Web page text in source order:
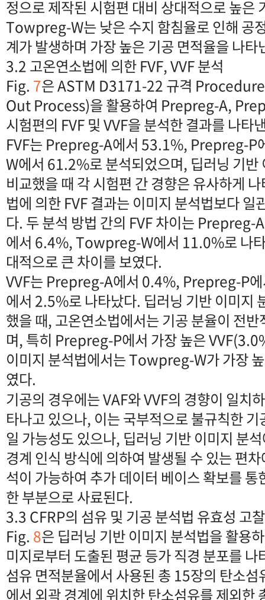
정으로 제작된 시험편 대비 상대적으로 높은
Towpreg-W는 낮은 수지 함침율로 인해 공
계가 발생하며 가장 높은 기공 면적율을 나
3.2 고온연소법에 의한 FVF, VVF 분석
Fig. 7은 ASTM D3171-22 규격
Out Process)을 활용하여 Prepreg-A,
시험편의 FVF 및 VVF을 분석한 결과를 나타
FVF는 Prepreg-A에서 53.1%, Prepreg-
W에서 61.2%로 분석되었으며, 딥러닝 기
비교했을 때 각 시험편 간 경향은 유사하게
법에 의한 FVF 결과는 이미지 분석법보다 일
다. 두 분석 방법 간의 FVF 차이는
에서 6.4%, Towpreg-W에서 11.0%로 나
대적으로 큰 차이를 보였다.
VVF는 Prepreg-A에서 0.4%, Prepreg-P
에서 2.5%로 나타났다. 딥러닝 기반 이미지
했을 때, 고온연소법에서는 기공 분율이 전
며, 특히 Prepreg-P에서 가장 높은
이미지 분석법에서는 Towpreg-W가 가장
였다.
기공의 경우에는 VAF와 VVF의 경향이 일치
타나고 있으나, 이는 국부적으로 불규칙한
일 가능성도 있으나, 딥러닝 기반 이미지 분
경계 인식 방식에 의하여 발생될 수 있는 편
석이 가능하여 추가 데이터 베이스 확보를
한 부분으로 사료된다.
3.3 CFRP의 섬유 및 기공 분석법 유효성 고찰
Fig. 8은 딥러닝 기반 이미지 분석법을 활용
미지로부터 도출된 평균 등가 직경 분포를
섬유 면적분율에서 사용된 총 15장의 탄소
에서 외곽 경계에 위치한 탄소섬유를 제외